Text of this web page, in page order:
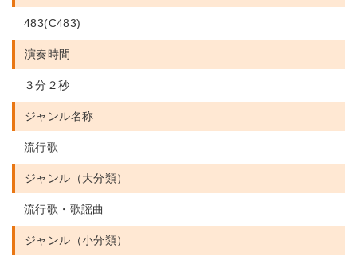
483(C483)
演奏時間
３分２秒
ジャンル名称
流行歌
ジャンル（大分類）
流行歌・歌謡曲
ジャンル（小分類）